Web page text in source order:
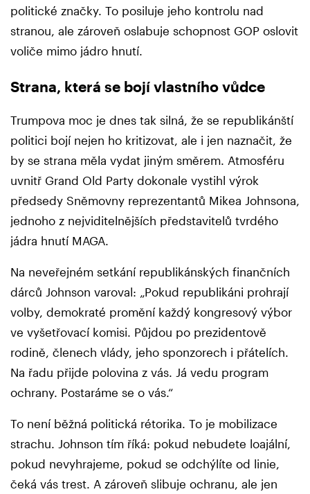
politické značky. To posiluje jeho kontrolu nad
stranou, ale zároveň oslabuje schopnost GOP oslovit
voliče mimo jádro hnutí.
Strana, která se bojí vlastního vůdce
Trumpova moc je dnes tak silná, že se republikánští
politici bojí nejen ho kritizovat, ale i jen naznačit, že
by se strana měla vydat jiným směrem. Atmosféru
uvnitř Grand Old Party dokonale vystihl výrok
předsedy Sněmovny reprezentantů Mikea Johnsona,
jednoho z nejviditelnějších představitelů tvrdého
jádra hnutí MAGA.
Na neveřejném setkání republikánských finančních
dárců Johnson varoval: „Pokud republikáni prohrají
volby, demokraté promění každý kongresový výbor
ve vyšetřovací komisi. Půjdou po prezidentově
rodině, členech vlády, jeho sponzorech i přátelích.
Na řadu přijde polovina z vás. Já vedu program
ochrany. Postaráme se o vás.“
To není běžná politická rétorika. To je mobilizace
strachu. Johnson tím říká: pokud nebudete loajální,
pokud nevyhrajeme, pokud se odchýlíte od linie,
čeká vás trest. A zároveň slibuje ochranu, ale jen